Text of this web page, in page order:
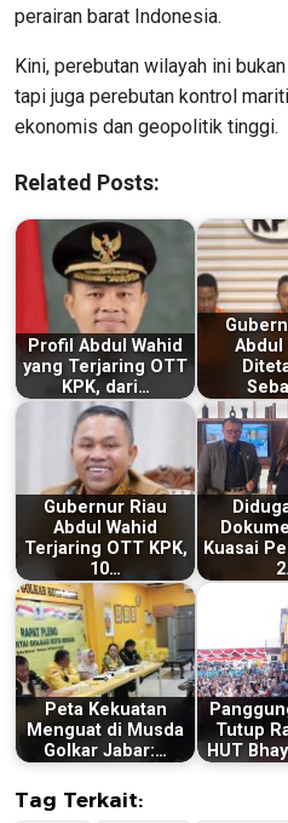
perairan barat Indonesia.
Kini, perebutan wilayah ini
tapi juga perebutan kontrol
ekonomis dan geopolitik tinggi.
Related Posts:
Profil Abdul Wahid
yang Terjaring OTT
KPK, dari…
Abdul
Gubernur Riau
Abdul Wahid
Terjaring OTT KPK,
10…
Kuasai
Peta Kekuatan
Menguat di Musda
Golkar Jabar:…
Tutup
HUT
Tag Terkait: